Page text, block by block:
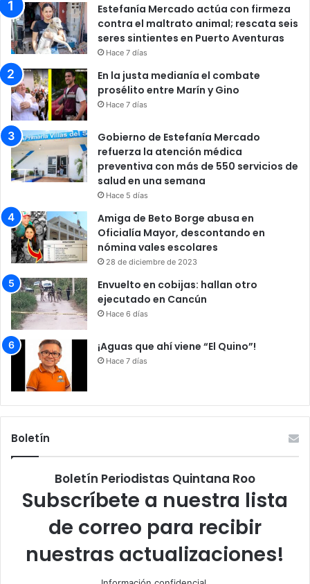
Estefanía Mercado actúa con firmeza
contra el maltrato animal; rescata seis
seres sintientes en Puerto Aventuras
Hace 7 días
En la justa medianía el combate
prosélito entre Marín y Gino
Hace 7 días
Gobierno de Estefanía Mercado
refuerza la atención médica
preventiva con más de 550 servicios de
salud en una semana
Hace 5 días
Amiga de Beto Borge abusa en
Oficialía Mayor, descontando en
nómina vales escolares
28 de diciembre de 2023
Envuelto en cobijas: hallan otro
ejecutado en Cancún
Hace 6 días
¡Aguas que ahí viene “El Quino”!
Hace 7 días
Boletín
Boletín Periodistas Quintana Roo
Subscríbete a nuestra lista
de correo para recibir
nuestras actualizaciones!